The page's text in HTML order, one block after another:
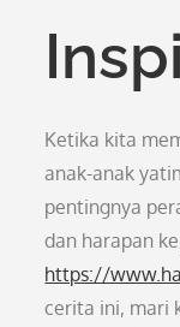
Ketika kita
anak-anak
pentingnya
dan harapan
https://
cerita ini, mari